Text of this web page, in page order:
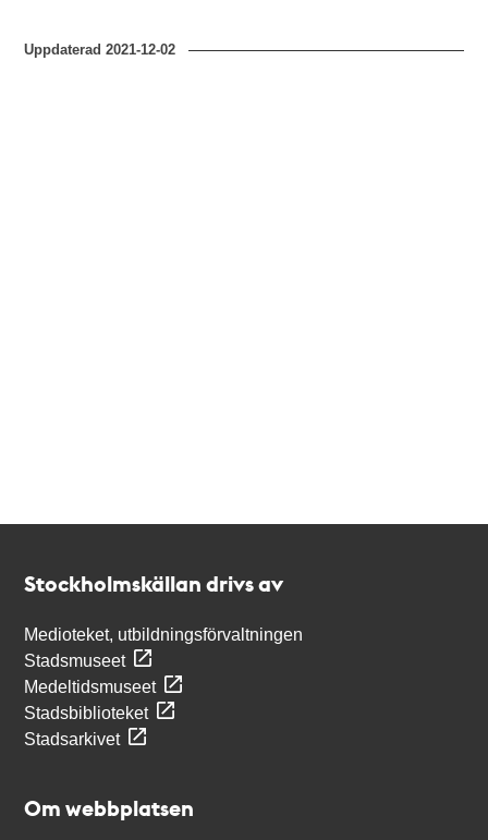
Uppdaterad2021-12-02
Stockholmskällan drivs av
Medioteket, utbildningsförvaltningen
Stadsmuseet
Medeltidsmuseet
Stadsbiblioteket
Stadsarkivet
Om webbplatsen